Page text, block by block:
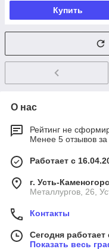
Купить
О нас
Рейтинг не
Менее 5 отзывов
Работает с
г. Усть-
Металлургов, 26,
Контакты
Сегодня работает
Показать весь